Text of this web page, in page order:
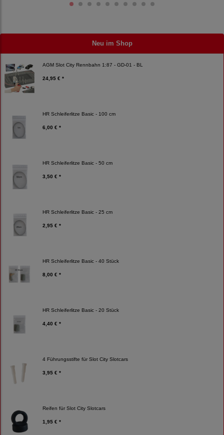
Neu im Shop
AGM Slot City Rennbahn 1:87 - GD-01 - BL
24,95 € *
HR Schleiferlitze Basic - 100 cm
6,00 € *
HR Schleiferlitze Basic - 50 cm
3,50 € *
HR Schleiferlitze Basic - 25 cm
2,95 € *
HR Schleiferlitze Basic - 40 Stück
8,00 € *
HR Schleiferlitze Basic - 20 Stück
4,40 € *
4 Führungsstifte für Slot City Slotcars
3,95 € *
Reifen für Slot City Slotcars
1,95 € *